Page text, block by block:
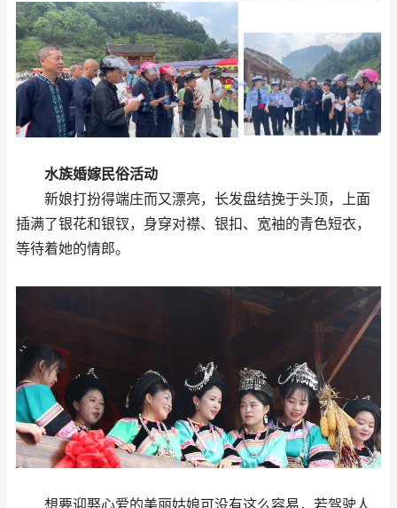
水族婚嫁民俗活动
新娘打扮得端庄而又漂亮，长发盘结挽于头顶，上面
插满了银花和银钗，身穿对襟、银扣、宽袖的青色短衣，
等待着她的情郎。
想要迎娶心爱的美丽姑娘可没有这么容易，若驾驶人